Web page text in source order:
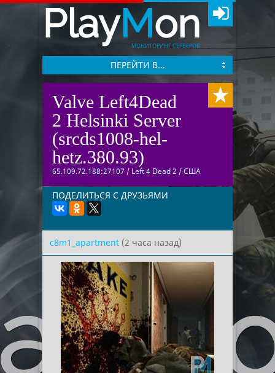
PlayMon
МОНИТОРИНГ СЕРВЕРОВ
ПЕРЕЙТИ В...
Valve Left4Dead
2 Helsinki Server
(srcds1008-hel-
hetz.380.93)
65.109.72.188:27107 / Left 4 Dead 2 /США
ПОДЕЛИТЬСЯ С ДРУЗЬЯМИ
c8m1_apartment (2 часа назад)